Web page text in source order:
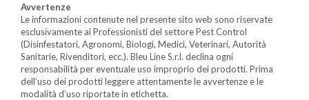
Avvertenze
Le informazioni contenute nel presente sito web sono riservate
esclusivamente ai Professionisti del settore Pest Control
(Disinfestatori, Agronomi, Biologi, Medici, Veterinari, Autorità
Sanitarie, Rivenditori, ecc.). Bleu Line S.r.l. declina ogni
responsabilità per eventuale uso improprio dei prodotti. Prima
dell’uso dei prodotti leggere attentamente le avvertenze e le
modalità d’uso riportate in etichetta.